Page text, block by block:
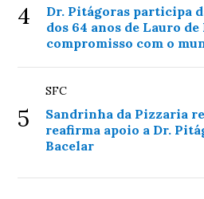
4
Dr. Pitágoras participa
dos 64 anos de Lauro
compromisso com o
5
SFC
Sandrinha da Pizzaria
reafirma apoio a Dr.
Bacelar